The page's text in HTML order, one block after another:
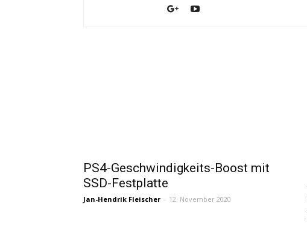
PS4-Geschwindigkeits-Boost mit
SSD-Festplatte
Jan-Hendrik Fleischer - 12. November 2020